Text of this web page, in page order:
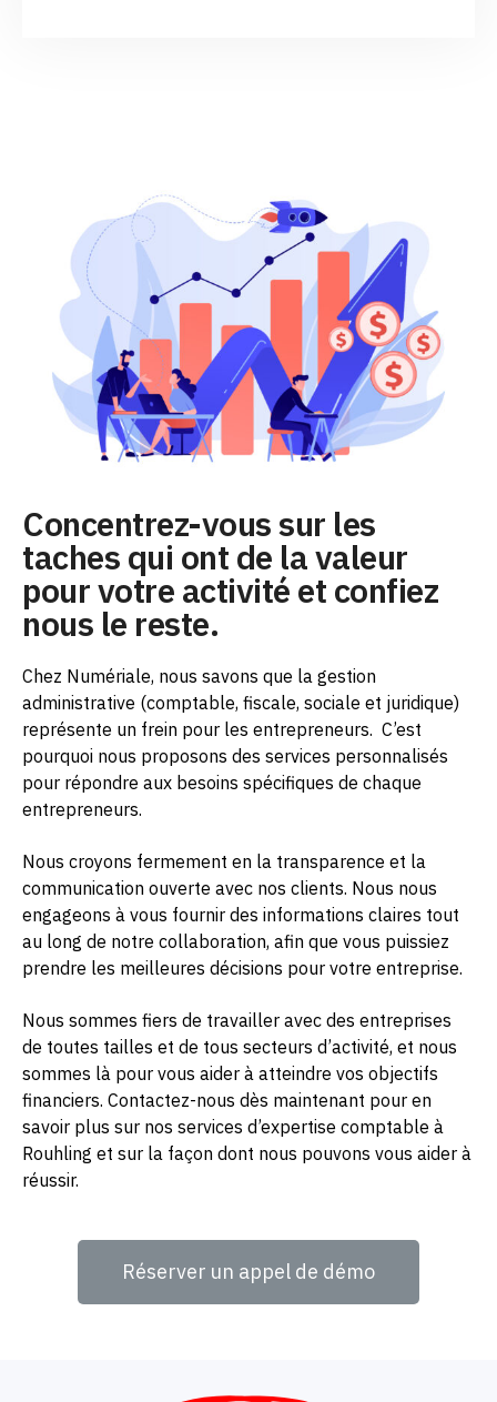
Concentrez-vous sur les
taches qui ont de la valeur
pour votre activité et confiez
nous le reste.
Chez Numériale, nous savons que la gestion
administrative (comptable, fiscale, sociale et juridique)
représente un frein pour les entrepreneurs. C’est
pourquoi nous proposons des services personnalisés
pour répondre aux besoins spécifiques de chaque
entrepreneurs.
Nous croyons fermement en la transparence et la
communication ouverte avec nos clients. Nous nous
engageons à vous fournir des informations claires tout
au long de notre collaboration, afin que vous puissiez
prendre les meilleures décisions pour votre entreprise.
Nous sommes fiers de travailler avec des entreprises
de toutes tailles et de tous secteurs d’activité, et nous
sommes là pour vous aider à atteindre vos objectifs
financiers. Contactez-nous dès maintenant pour en
savoir plus sur nos services d’expertise comptable à
Rouhling et sur la façon dont nous pouvons vous aider à
réussir.
Réserver un appel de démo